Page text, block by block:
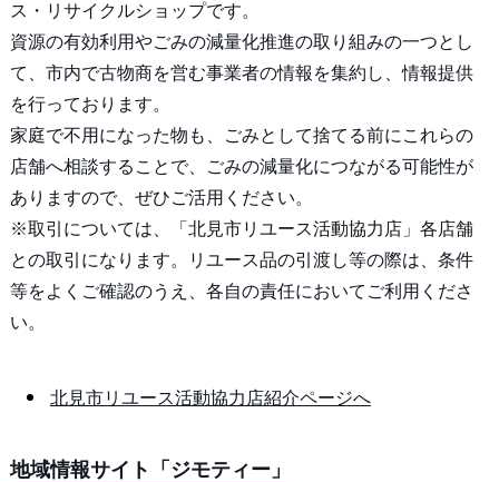
ス・リサイクルショップです。
資源の有効利用やごみの減量化推進の取り組みの一つとし
て、市内で古物商を営む事業者の情報を集約し、情報提供
を行っております。
家庭で不用になった物も、ごみとして捨てる前にこれらの
店舗へ相談することで、ごみの減量化につながる可能性が
ありますので、ぜひご活用ください。
※取引については、「北見市リユース活動協力店」各店舗
との取引になります。リユース品の引渡し等の際は、条件
等をよくご確認のうえ、各自の責任においてご利用くださ
い。
北見市リユース活動協力店紹介ページへ
地域情報サイト「ジモティー」